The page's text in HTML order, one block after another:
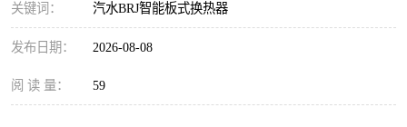
关键词： 汽水BRJ智能板式换热器
发布日期： 2026-08-08
阅 读 量： 59